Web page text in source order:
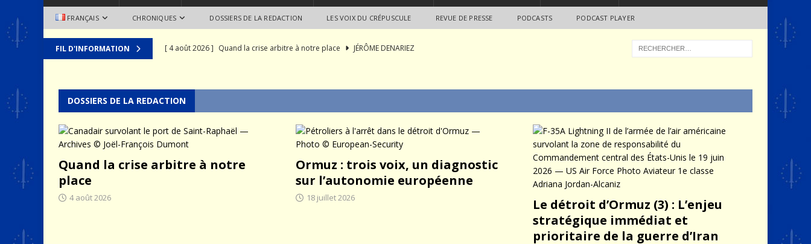
FRANÇAIS CHRONIQUES DOSSIERS DE LA REDACTION LES VOIX DU CRÉPUSCULE REVUE DE PRESSE PODCASTS PODCAST PLAYER
FIL D'INFORMATION [ 4 août 2026 ] Quand la crise arbitre à notre place
JÉRÔME DENARIEZ
[ 28 juillet 2026 ] Le syndrome du SCALP Naval : Autopsie d’un naufrage capacitaire européen
[ 24 juillet 2026 ] La recomposition de la construction navale militaire
ARMEMENT
[ 9 août 2026 ]
Le jeu des murmures : La guerre secrète des nations
DOSSIERS DE LA REDACTION
Quand la crise arbitre à notre
place
4 août 2026
Ormuz : trois voix, un diagnostic
sur l’autonomie européenne
18 juillet 2026
Le détroit d’Ormuz (3) : L’enjeu
stratégique immédiat et
prioritaire de la guerre d’Iran